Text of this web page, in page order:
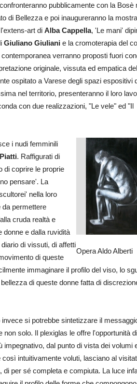
pubblicamente con la Bosè
di Bellezza e poi inaugureranno la
art di Alba Cappella, 'Le mani'
Giuliano Giuliani e la cromoterapia del
verranno proposti fuori
originale, vissuta ed empatica
ospitato a Varese degli spazi espositivi
nel territorio, presenteranno il loro
con due realizzazioni, "Le vele" ed "Il
Opera Aldo Alberti
i nudi femminili
. Raffigurati di
di coprire le proprie
pensare'. La
nella loro
da permettere
cruda realtà e
donne e dalla ruvidità
di vissuti, di affetti
di queste
immaginare il profilo del viso, lo
di queste donne fatta di
si potrebbe sintetizzare il
non solo. Il plexiglas le offre l'opportunità di
impegnativo, dal punto di vista dei volumi
intuitivamente voluti, lasciano al
di per sé completa e compiuta. La luce